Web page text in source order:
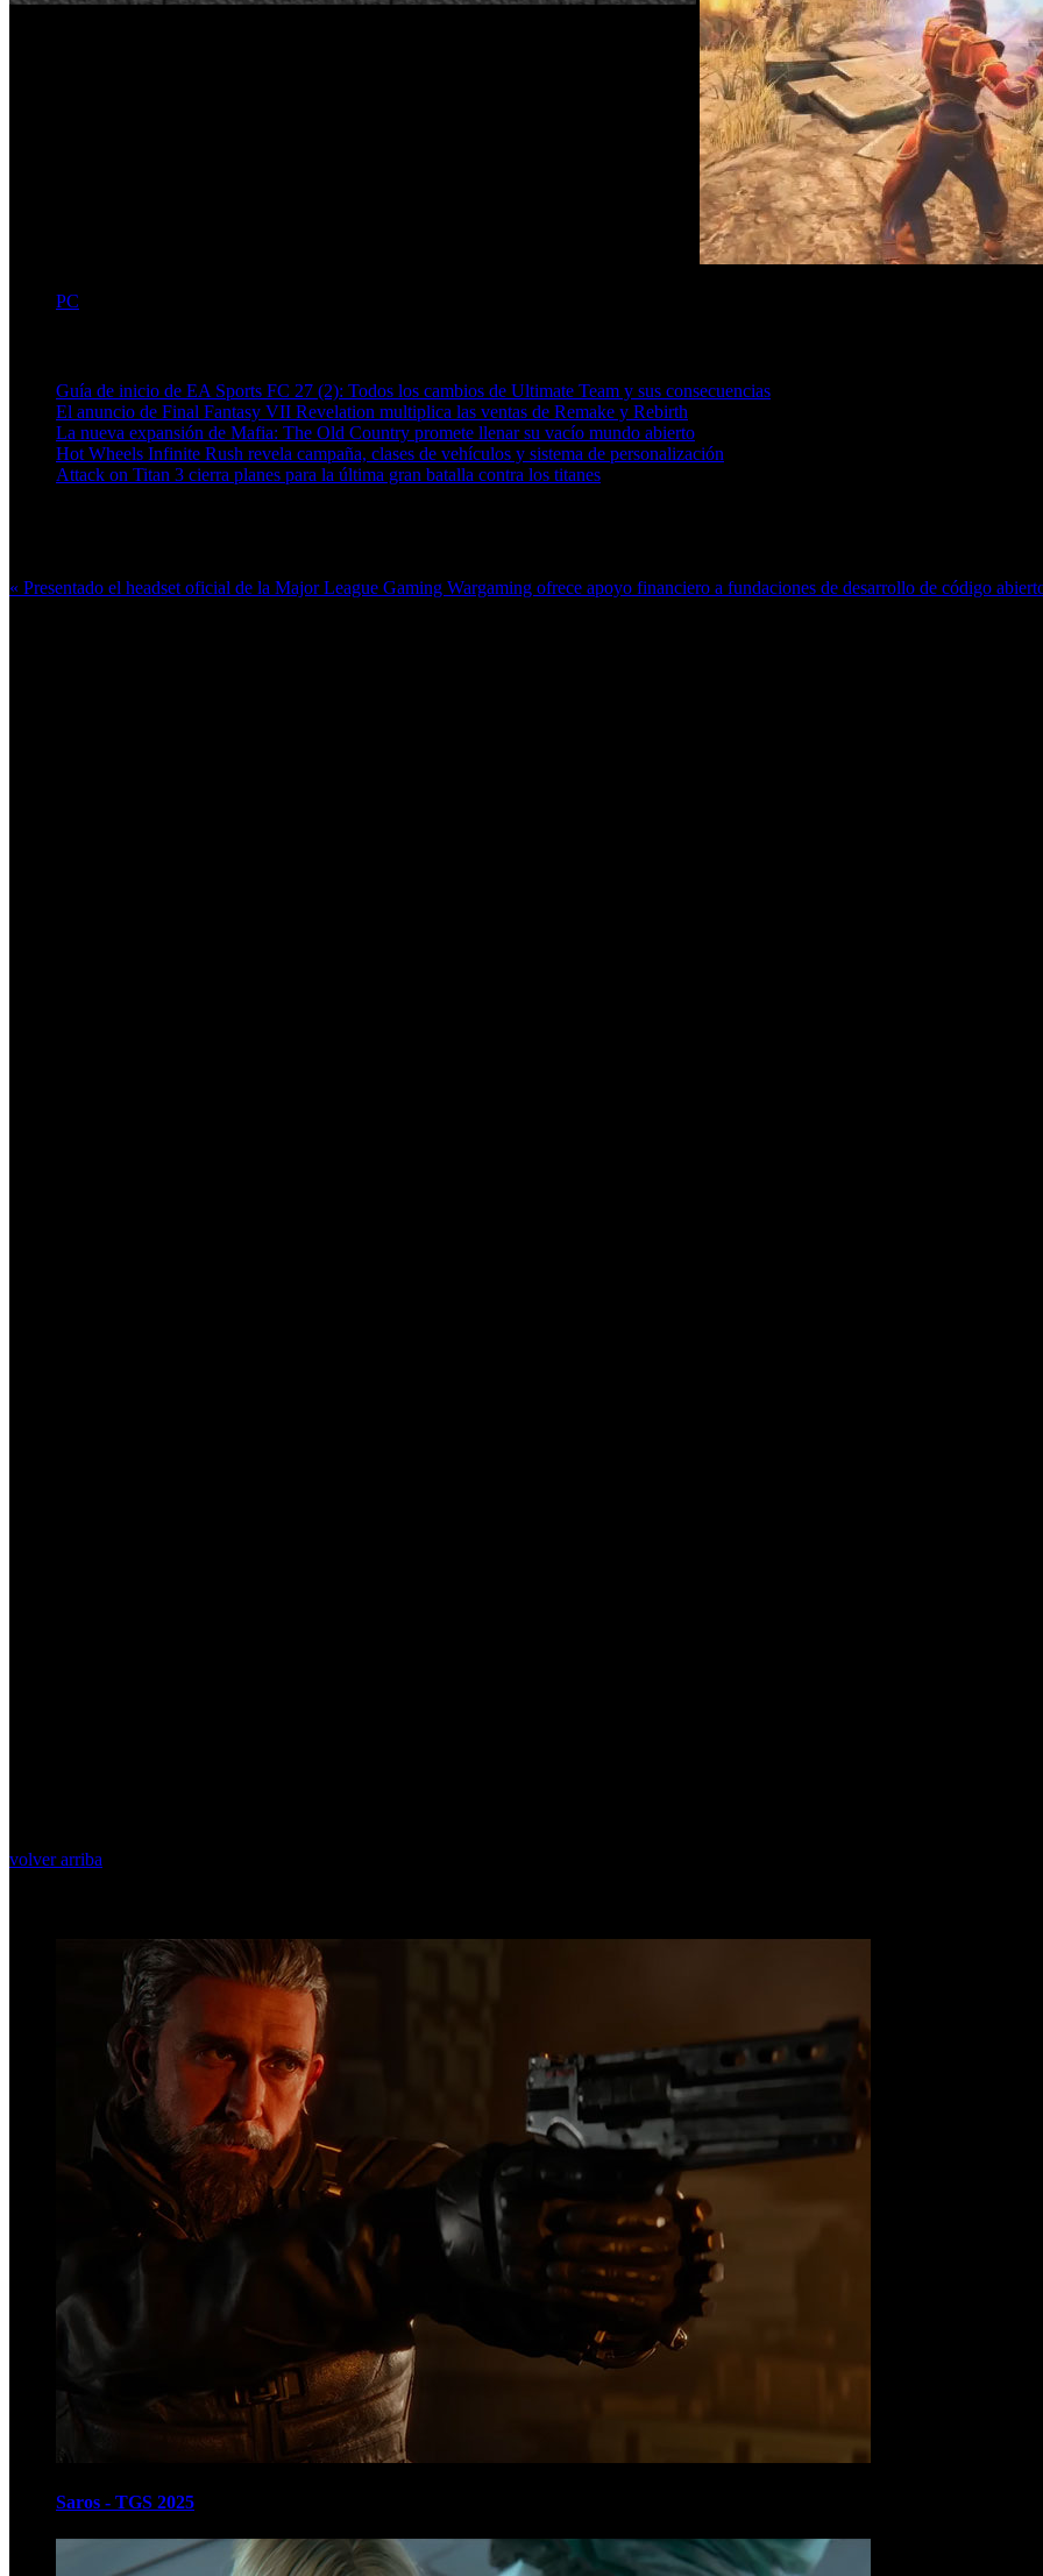
PC
Guía de inicio de EA Sports FC 27 (2): Todos los cambios de Ultimate Team y sus consecuencias
El anuncio de Final Fantasy VII Revelation multiplica las ventas de Remake y Rebirth
La nueva expansión de Mafia: The Old Country promete llenar su vacío mundo abierto
Hot Wheels Infinite Rush revela campaña, clases de vehículos y sistema de personalización
Attack on Titan 3 cierra planes para la última gran batalla contra los titanes
« Presentado el headset oficial de la Major League Gaming Wargaming ofrece apoyo financiero a fundaciones de desarrollo de código
volver arriba
Saros - TGS 2025